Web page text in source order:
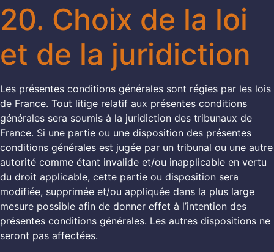
20. Choix de la loi
et de la juridiction
Les présentes conditions générales sont régies par les lois
de France. Tout litige relatif aux présentes conditions
générales sera soumis à la juridiction des tribunaux de
France. Si une partie ou une disposition des présentes
conditions générales est jugée par un tribunal ou une autre
autorité comme étant invalide et/ou inapplicable en vertu
du droit applicable, cette partie ou disposition sera
modifiée, supprimée et/ou appliquée dans la plus large
mesure possible afin de donner effet à l’intention des
présentes conditions générales. Les autres dispositions ne
seront pas affectées.